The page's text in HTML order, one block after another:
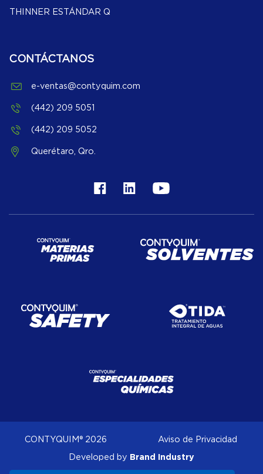
THINNER ESTÁNDAR Q
CONTÁCTANOS
e-ventas@contyquim.com
(442) 209 5051
(442) 209 5052
Querétaro, Qro.
CONTYQUIM® 2026
Aviso de Privacidad
Developed by Brand Industry